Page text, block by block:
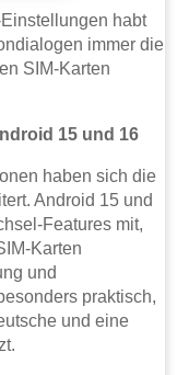
habt
immer die
SIM-Karten
15 und 16
haben sich die
Android 15 und
Features mit,
Karten
und
praktisch,
und eine